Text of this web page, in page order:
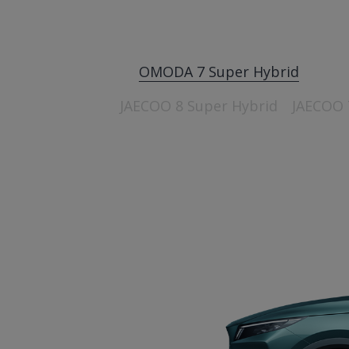
OMODA 7 Super Hybrid
JAECOO 8 Super Hybrid